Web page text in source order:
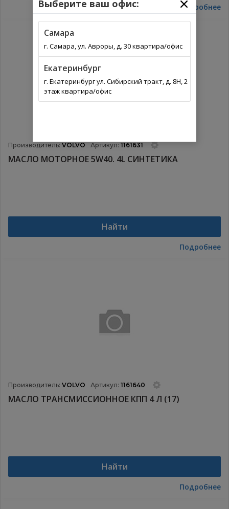
Подробнее
Производитель: VOLVO Артикул: 1161631
МАСЛО МОТОРНОЕ 5W40. 4L СИНТЕТИКА
Найти
Подробнее
Производитель: VOLVO Артикул: 1161640
МАСЛО ТРАНСМИССИОННОЕ КПП 4 Л (17)
Найти
Подробнее
Выберите ваш офис:
Самара
г. Самара, ул. Авроры, д. 30 квартира/офис
Екатеринбург
г. Екатеринбург ул. Сибирский тракт, д. 8Н, 2
этаж квартира/офис